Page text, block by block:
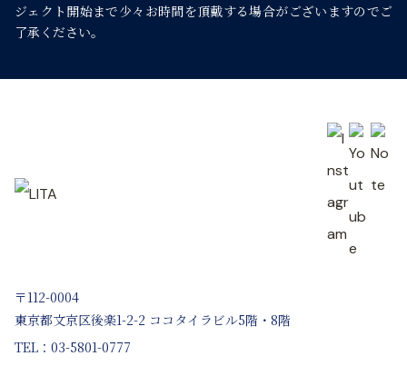
ジェクト開始まで少々お時間を頂戴する場合がございますのでご
了承ください。
〒112-0004
東京都文京区後楽1-2-2 ココタイラビル5階・8階
TEL：03-5801-0777